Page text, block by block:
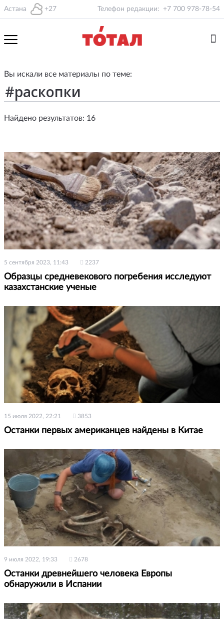
Астана +27 Телефон редакции: +7 700 978-78-54
Вы искали все материалы по теме:
Найдено результатов: 16
5 сентября 2023, 11:43 2237
Образцы средневекового погребения исследуют
казахстанские ученые
15 июля 2022, 22:21 3853
Останки первых американцев найдены в Китае
9 июля 2022, 19:33 2678
Останки древнейшего человека Европы
обнаружили в Испании